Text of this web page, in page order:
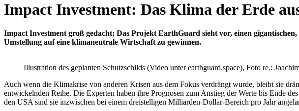
Impact Investment: Das Klima der Erde
Impact Investment groß gedacht: Das Projekt EarthGuard sieht vor, einen
Umstellung auf eine klimaneutrale Wirtschaft zu gewinnen.
Illustration des geplanten Schutzschilds (Video unter earthguard.space), Foto re.:
Auch wenn die Klimakrise von anderen Krisen aus dem Fokus verdrängt wurde, bleibt sie
entwickelnden Reihe. Die Experten haben ihre Prognosen zum Anstieg der Werte bis Ende
den USA sind sie inzwischen bei einem dreistelligen Milliarden-Dollar-Bereich pro Jahr